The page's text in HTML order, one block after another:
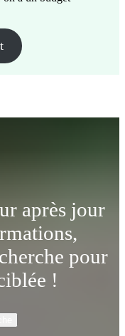
après jour
pour
!